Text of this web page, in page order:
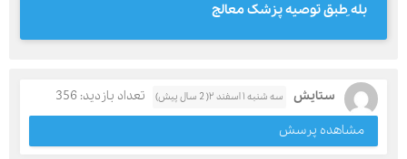
بله ِطبق توصیه پزشک معالج
ستایش سه شنبه ۱ اسفند ۲( 2 سال پیش)
تعداد بازدید: 356
مشاهده پرسش